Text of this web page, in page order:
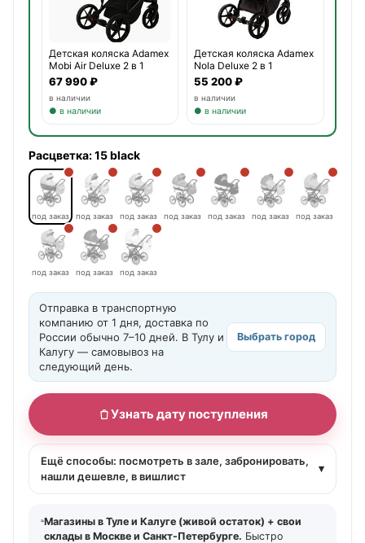
Детская коляска Adamex
Mobi Air Deluxe 2 в 1
67 990 ₽
в наличии
● в наличии
Детская коляска Adamex
Nola Deluxe 2 в 1
55 200 ₽
в наличии
● в наличии
Расцветка:15 black
под заказ под заказ под заказ под заказ под заказ под заказ под заказ
под заказ под заказ под заказ
Отправка в транспортную
компанию от 1 дня, доставка по
России обычно 7–10 дней. В Тулу и
Калугу — самовывоз на
следующий день.
Выбрать город
Узнать дату поступления
Ещё способы: посмотреть в зале, забронировать,
нашли дешевле, в вишлист
▾
Магазины в Туле и Калуге (живой остаток) + свои
склады в Москве и Санкт-Петербурге. Быстро